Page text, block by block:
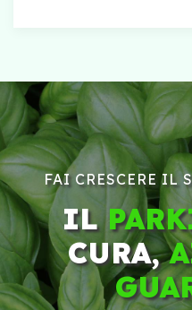
FAI CRESCERE IL
IL
CURA,